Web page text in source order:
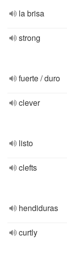
la brisa
strong
fuerte / duro
clever
listo
clefts
hendiduras
curtly